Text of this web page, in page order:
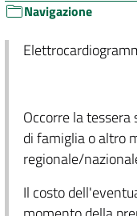
Navigazione
Occorre la
di famiglia o altro
regionale/
Il costo